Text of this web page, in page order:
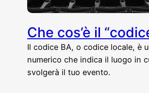
Che cos’è il
Il codice BA, o codice locale, è
numerico che indica il luogo in
svolgerà il tuo evento.